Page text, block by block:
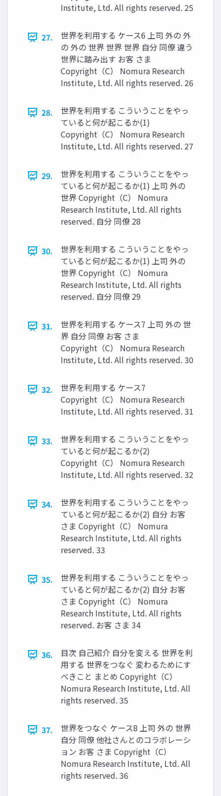
Institute, Ltd. All rights reserved. 25
27.
世界を利用する ケース6 上司 外の 外
の 外の 世界 世界 世界 自分 同僚 違う
世界に踏み出す お客 さま
Copyright（C） Nomura Research
Institute, Ltd. All rights reserved. 26
28.
世界を利用する こういうことをやっ
ていると何が起こるか(1)
Copyright（C） Nomura Research
Institute, Ltd. All rights reserved. 27
29.
世界を利用する こういうことをやっ
ていると何が起こるか(1) 上司 外の
世界 Copyright（C） Nomura
Research Institute, Ltd. All rights
reserved. 自分 同僚 28
30.
世界を利用する こういうことをやっ
ていると何が起こるか(1) 上司 外の
世界 Copyright（C） Nomura
Research Institute, Ltd. All rights
reserved. 自分 同僚 29
31.
世界を利用する ケース7 上司 外の 世
界 自分 同僚 お客 さま
Copyright（C） Nomura Research
Institute, Ltd. All rights reserved. 30
32.
世界を利用する ケース7
Copyright（C） Nomura Research
Institute, Ltd. All rights reserved. 31
33.
世界を利用する こういうことをやっ
ていると何が起こるか(2)
Copyright（C） Nomura Research
Institute, Ltd. All rights reserved. 32
34.
世界を利用する こういうことをやっ
ていると何が起こるか(2) 自分 お客
さま Copyright（C） Nomura
Research Institute, Ltd. All rights
reserved. 33
35.
世界を利用する こういうことをやっ
ていると何が起こるか(2) 自分 お客
さま Copyright（C） Nomura
Research Institute, Ltd. All rights
reserved. お客 さま 34
36.
目次 自己紹介 自分を変える 世界を利
用する 世界をつなぐ 変わるためにす
べきこと まとめ Copyright（C）
Nomura Research Institute, Ltd. All
rights reserved. 35
37.
世界をつなぐ ケース8 上司 外の 世界
自分 同僚 他社さんとのコラボレーシ
ョン お客 さま Copyright（C）
Nomura Research Institute, Ltd. All
rights reserved. 36